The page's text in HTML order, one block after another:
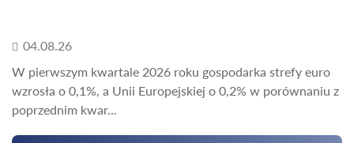
04.08.26
W pierwszym kwartale 2026 roku gospodarka strefy euro
wzrosła o 0,1%, a Unii Europejskiej o 0,2% w porównaniu z
poprzednim kwar...